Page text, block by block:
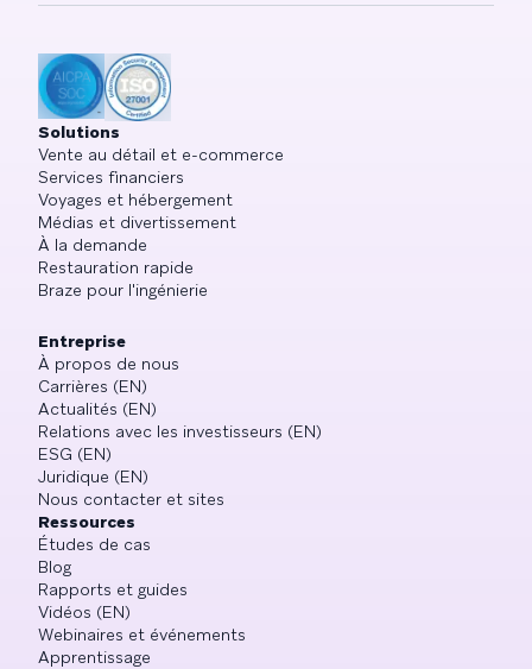
Solutions
Vente au détail et e-commerce
Services financiers
Voyages et hébergement
Médias et divertissement
À la demande
Restauration rapide
Braze pour l'ingénierie
Entreprise
À propos de nous
Carrières (EN)
Actualités (EN)
Relations avec les investisseurs (EN)
ESG (EN)
Juridique (EN)
Nous contacter et sites
Ressources
Études de cas
Blog
Rapports et guides
Vidéos (EN)
Webinaires et événements
Apprentissage